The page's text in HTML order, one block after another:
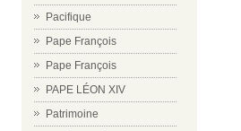
Pacifique
Pape François
Pape François
PAPE LÉON XIV
Patrimoine